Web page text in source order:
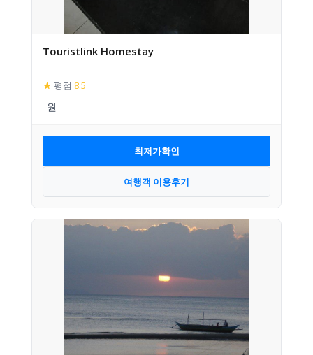
Touristlink Homestay
★ 평점 8.5
최저가확인
여행객 이용후기